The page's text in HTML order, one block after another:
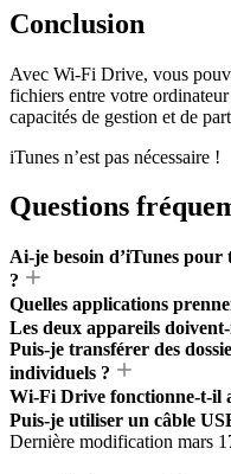
Conclusion
Avec Wi-Fi Drive, vous
fichiers entre votre
capacités de gestion et de
iTunes n’est pas nécessaire !
Questions
Ai-je besoin d’iTunes
?
Quelles applications
Les deux appareils
Puis-je transférer des
individuels ?
Wi-Fi Drive fonctionne-t-il
Puis-je utiliser un câble
Dernière modification mars